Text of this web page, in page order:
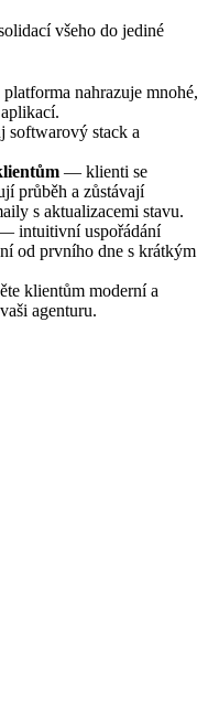
všeho do jediné
nahrazuje mnohé,
stack a
— klienti se
průběh a zůstávají
s aktualizacemi stavu.
intuitivní uspořádání
od prvního dne s krátkým
klientům moderní a
agenturu.